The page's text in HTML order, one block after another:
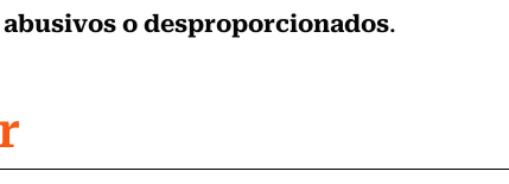
o desproporcionados.